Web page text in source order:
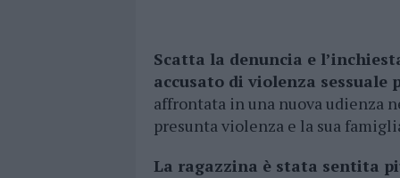
Scatta la denuncia e
accusato di violenza sessuale
affrontata in una nuova udienza
presunta violenza e la sua
La ragazzina è stata sentita